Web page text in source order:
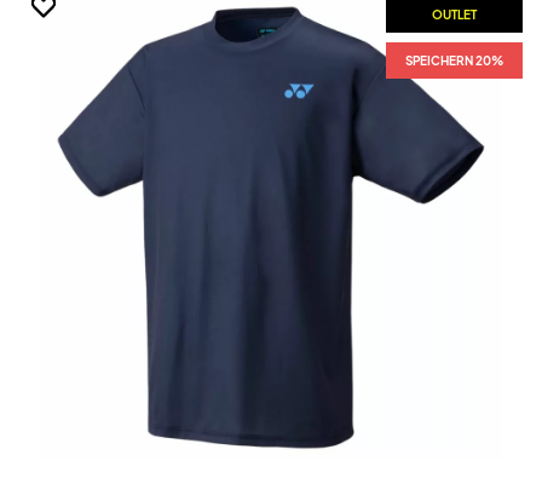
OUTLET
SPEICHERN 20%
OUTLET
SPEICHERN 20%